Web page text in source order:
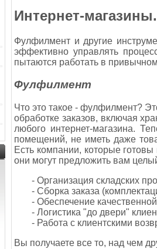
Интернет-
Фулфилмент и другие
эффективно управлять
пытаются работать в
Фулфилмент
Что это такое - фулфилмент?
обработке заказов, включая
любого интернет-магазина.
помещений, не иметь даже
Есть компании, которые
они могут предложить вам
- Организация складских
- Сборка заказа
- Обеспечение
- Логистика "до двери"
- Работа с клиентскими
Вы получаете все то, над чем